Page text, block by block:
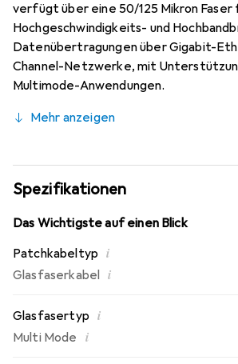
verfügt über eine 50/125 Mikron Faser
Hochgeschwindigkeits- und
Datenübertragungen über Gigabit-
Channel-Netzwerke, mit
Multimode-Anwendungen.
Mehr anzeigen
Spezifikationen
Das Wichtigste auf einen Blick
Patchkabeltyp i
Glasfaserkabel i
Glasfasertyp i
Multi Mode i